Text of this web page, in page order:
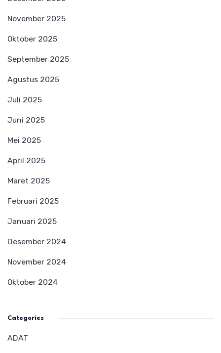
November 2025
Oktober 2025
September 2025
Agustus 2025
Juli 2025
Juni 2025
Mei 2025
April 2025
Maret 2025
Februari 2025
Januari 2025
Desember 2024
November 2024
Oktober 2024
Categories
ADAT